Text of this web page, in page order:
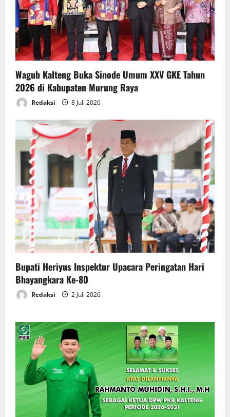
Wagub Kalteng Buka Sinode Umum XXV GKE Tahun
2026 di Kabupaten Murung Raya
Redaksi 8 Juli 2026
Bupati Heriyus Inspektur Upacara Peringatan Hari
Bhayangkara Ke-80
Redaksi 2 Juli 2026